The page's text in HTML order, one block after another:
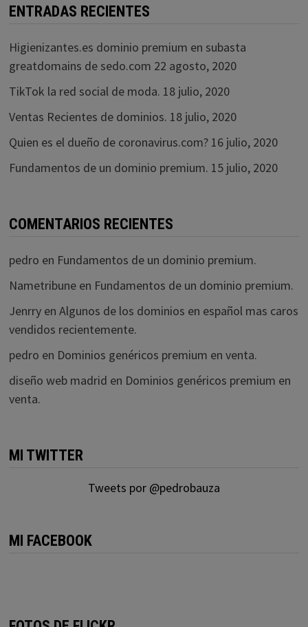
ENTRADAS RECIENTES
Higienizantes.es dominio premium en subasta
greatdomains de sedo.com 22 agosto, 2020
TikTok la red social de moda. 18 julio, 2020
Ventas Recientes de dominios. 18 julio, 2020
Quien es el dueño de coronavirus.com? 16 julio, 2020
Fundamentos de un dominio premium. 15 julio, 2020
COMENTARIOS RECIENTES
pedro en Fundamentos de un dominio premium.
Nametribuneen Fundamentos de un dominio premium.
Jenrryen Algunos de los dominios en español mas caros
vendidos recientemente.
pedro en Dominios genéricos premium en venta.
diseño web madrid en Dominios genéricos premium en
venta.
MI TWITTER
Tweets por @pedrobauza
MI FACEBOOK